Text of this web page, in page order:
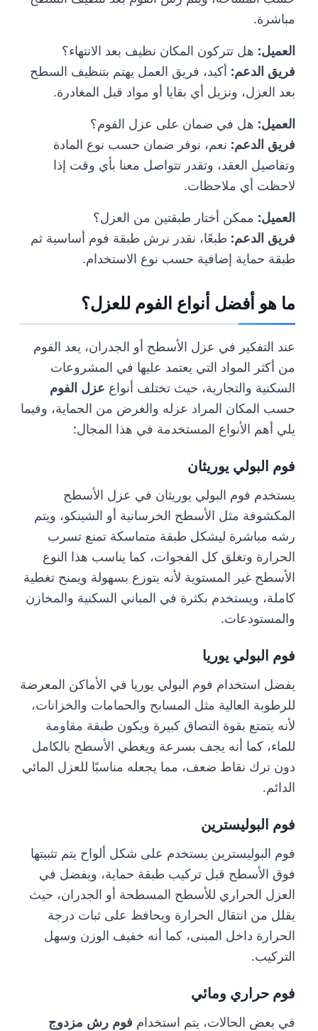
مباشرة.
العميل: هل تتركون المكان نظيف بعد الانتهاء؟
فريق الدعم: أكيد، فريق العمل يهتم بتنظيف السطح
بعد العزل، ونزيل أي بقايا أو مواد قبل المغادرة.
العميل: هل في ضمان على عزل الفوم؟
فريق الدعم: نعم، نوفر ضمان حسب نوع المادة
وتفاصيل العقد، وتقدر تتواصل معنا بأي وقت إذا
لاحظت أي ملاحظات.
العميل: ممكن أختار طبقتين من العزل؟
فريق الدعم: طبعًا، نقدر نرش طبقة فوم أساسية ثم
طبقة حماية إضافية حسب نوع الاستخدام.
ما هو أفضل أنواع الفوم للعزل؟
عند التفكير في عزل الأسطح أو الجدران، يعد الفوم
من أكثر المواد التي يعتمد عليها في المشروعات
السكنية والتجارية، حيث تختلف أنواع عزل الفوم
حسب المكان المراد عزله والغرض من الحماية، وفيما
يلي أهم الأنواع المستخدمة في هذا المجال:
فوم البولي يوريثان
يستخدم فوم البولي يوريثان في عزل الأسطح
المكشوفة مثل الأسطح الخرسانية أو الشينكو، ويتم
رشه مباشرة ليشكل طبقة متماسكة تمنع تسرب
الحرارة وتغلق كل الفجوات، كما يناسب هذا النوع
الأسطح غير المستوية لأنه يتوزع بسهولة ويمنح تغطية
كاملة، ويستخدم بكثرة في المباني السكنية والمخازن
والمستودعات.
فوم البولي يوريا
يفضل استخدام فوم البولي يوريا في الأماكن المعرضة
للرطوبة العالية مثل المسابح والحمامات والخزانات،
لأنه يتمتع بقوة التصاق كبيرة ويكون طبقة مقاومة
للماء، كما أنه يجف بسرعة ويغطي الأسطح بالكامل
دون ترك نقاط ضعف، مما يجعله مناسبًا للعزل المائي
الدائم.
فوم البوليسترين
فوم البوليسترين يستخدم على شكل ألواح يتم تثبيتها
فوق الأسطح قبل تركيب طبقة حماية، ويفضل في
العزل الحراري للأسطح المسطحة أو الجدران، حيث
يقلل من انتقال الحرارة ويحافظ على ثبات درجة
الحرارة داخل المبنى، كما أنه خفيف الوزن وسهل
التركيب.
فوم حراري ومائي
في بعض الحالات، يتم استخدام فوم رش مزدوج